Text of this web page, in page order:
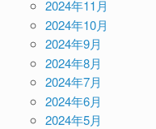
2024年11月
2024年10月
2024年9月
2024年8月
2024年7月
2024年6月
2024年5月